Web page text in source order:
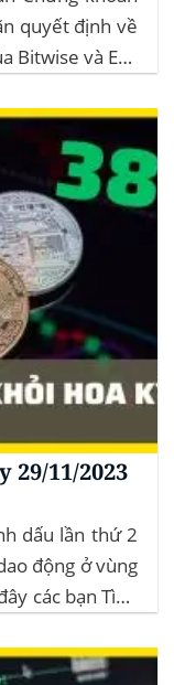
quyết định về
Bitwise và ETF
11/2023
dấu lần thứ 2
động ở vùng
các bạn Tình